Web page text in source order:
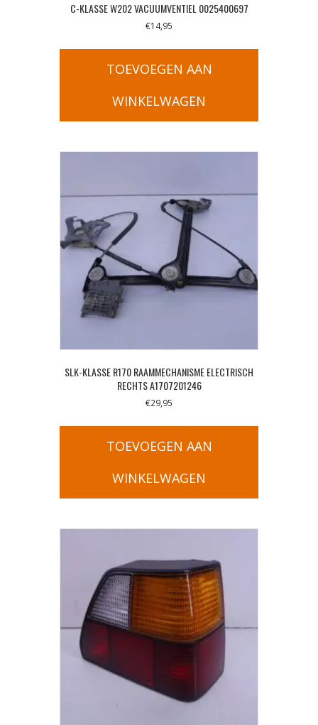
C-KLASSE W202 VACUUMVENTIEL 0025400697
€14,95
TOEVOEGEN AAN
WINKELWAGEN
SLK-KLASSE R170 RAAMMECHANISME ELECTRISCH
RECHTS A1707201246
€29,95
TOEVOEGEN AAN
WINKELWAGEN